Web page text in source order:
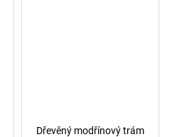
Dřevěný modřínový trám